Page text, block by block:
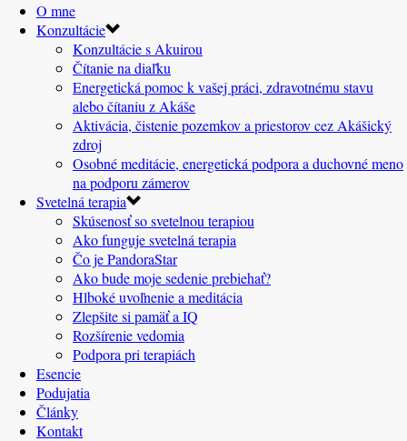
O mne
Konzultácie
Konzultácie s Akuirou
Čítanie na diaľku
Energetická pomoc k vašej práci, zdravotnému stavu
alebo čítaniu z Akáše
Aktivácia, čistenie pozemkov a priestorov cez Akášický
zdroj
Osobné meditácie, energetická podpora a duchovné meno
na podporu zámerov
Svetelná terapia
Skúsenosť so svetelnou terapiou
Ako funguje svetelná terapia
Čo je PandoraStar
Ako bude moje sedenie prebiehať?
Hlboké uvoľnenie a meditácia
Zlepšite si pamäť a IQ
Rozšírenie vedomia
Podpora pri terapiách
Esencie
Podujatia
Články
Kontakt